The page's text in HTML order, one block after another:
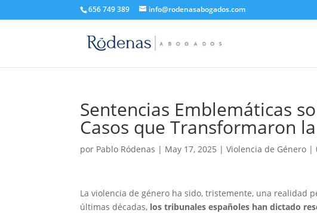
656 749 389 info@rodenasabogados.com
Sentencias Emblemáticas
Casos que Transformaron
por Pablo Ródenas | May 17, 2025 |Violencia de Género |
La violencia de género ha sido, tristemente, una realidad
últimas décadas, los tribunales españoles han dictado